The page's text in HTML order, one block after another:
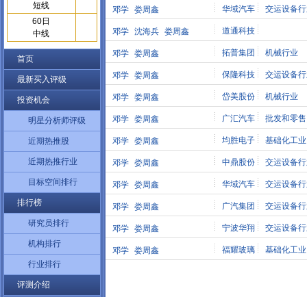
短线
60日
中线
首页
最新买入评级
投资机会
明星分析师评级
近期热推股
近期热推行业
目标空间排行
排行榜
研究员排行
机构排行
行业排行
评测介绍
邓学 娄周鑫 华域汽车 交运设备
邓学 沈海兵 娄周鑫 道通科技
邓学 娄周鑫 拓普集团 机械行业
邓学 娄周鑫 保隆科技 交运设备
邓学 娄周鑫 岱美股份 机械行业
邓学 娄周鑫 广汇汽车 批发和零
邓学 娄周鑫 均胜电子 基础化工业
邓学 娄周鑫 中鼎股份 交运设备
邓学 娄周鑫 华域汽车 交运设备
邓学 娄周鑫 广汽集团 交运设备
邓学 娄周鑫 宁波华翔 交运设备
邓学 娄周鑫 福耀玻璃 基础化工业